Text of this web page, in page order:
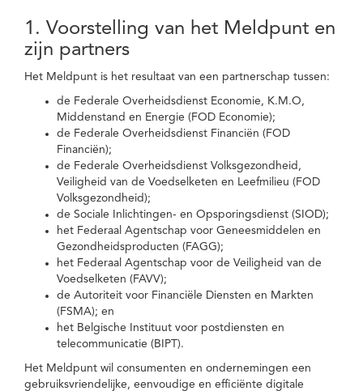
1. Voorstelling van het Meldpunt en
zijn partners
Het Meldpunt is het resultaat van een partnerschap tussen:
de Federale Overheidsdienst Economie, K.M.O,
Middenstand en Energie (FOD Economie);
de Federale Overheidsdienst Financiën (FOD
Financiën);
de Federale Overheidsdienst Volksgezondheid,
Veiligheid van de Voedselketen en Leefmilieu (FOD
Volksgezondheid);
de Sociale Inlichtingen- en Opsporingsdienst (SIOD);
het Federaal Agentschap voor Geneesmiddelen en
Gezondheidsproducten (FAGG);
het Federaal Agentschap voor de Veiligheid van de
Voedselketen (FAVV);
de Autoriteit voor Financiële Diensten en Markten
(FSMA); en
het Belgische Instituut voor postdiensten en
telecommunicatie (BIPT).
Het Meldpunt wil consumenten en ondernemingen een
gebruiksvriendelijke, eenvoudige en efficiënte digitale